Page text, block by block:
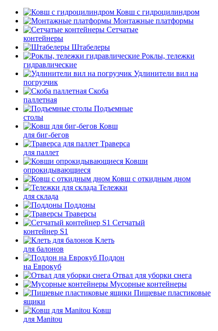
Ковш с гидроцилиндром
Монтажные платформы
Сетчатые
контейнеры
Штабелеры
Роклы, тележки
гидравлические
Удлинители вил на
погрузчик
Скоба
паллетная
Подъемные
столы
Ковш
для биг-бегов
Траверса
для паллет
Ковши
опрокидывающиеся
Ковш с откидным дном
Тележки
для склада
Поддоны
Траверсы
Сетчатый
контейнер S1
Клеть
для балонов
Поддон
на Еврокуб
Отвал для уборки снега
Мусорные контейнеры
Пищевые пластиковые
ящики
Ковш
для Manitou